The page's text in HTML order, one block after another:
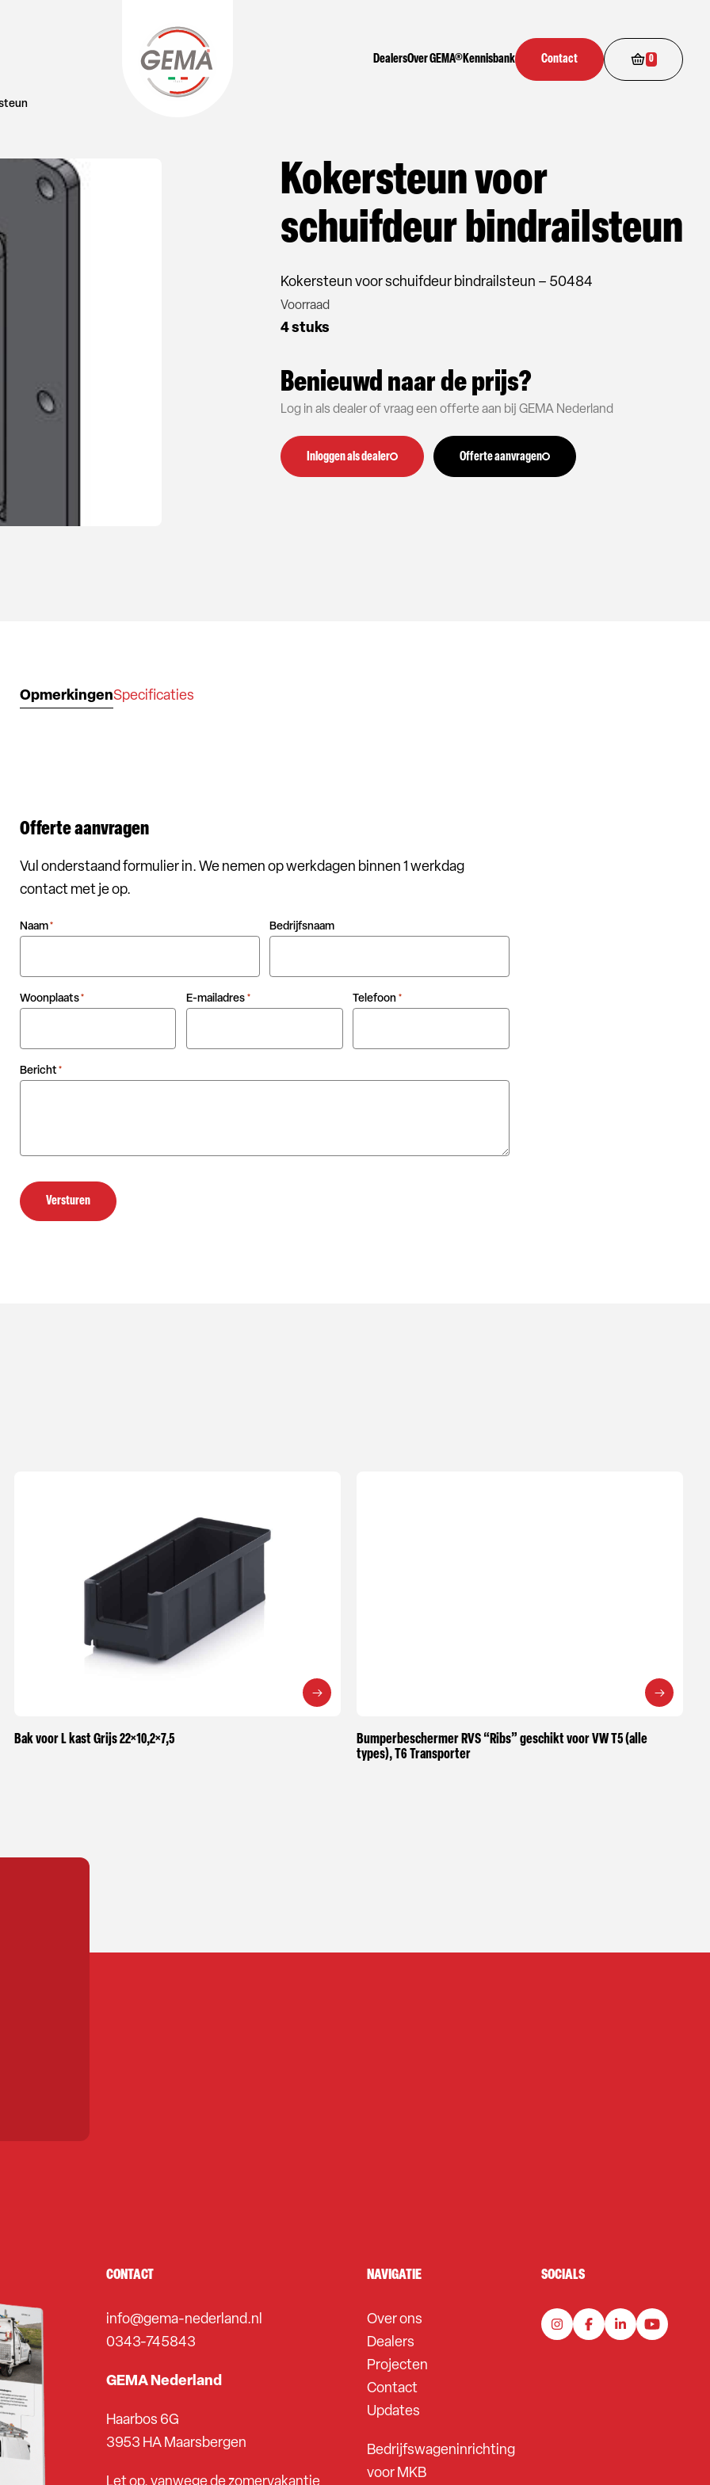
DealersOver GEMA®Kennisbank Contact 0
Kokersteun voor
schuifdeur bindrailsteun
Kokersteun voor schuifdeur bindrailsteun – 50484
Voorraad
4 stuks
Benieuwd naar de prijs?
Log in als dealer of vraag een offerte aan bij GEMA Nederland
Inloggen als dealer Offerte aanvragen
OpmerkingenSpecificaties
Offerte aanvragen
Vul onderstaand formulier in. We nemen op werkdagen binnen 1 werkdag
contact met je op.
Naam* Bedrijfsnaam
Woonplaats* E-mailadres * Telefoon *
Bericht *
Versturen
Bak voor L kast Grijs 22×10,2×7,5
Bumperbeschermer RVS “Ribs” geschikt voor VW T5 (alle
types), T6 Transporter
CONTACT
info@gema-nederland.nl
0343-745843
GEMA Nederland
Haarbos 6G
3953 HA Maarsbergen
NAVIGATIE
Over ons
Dealers
Projecten
Contact
Updates
Bedrijfswageninrichting
voor MKB
SOCIALS